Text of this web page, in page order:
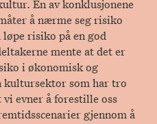
En av konklusjonene
å nærme seg risiko
løpe risiko på en god
mente at det er
i økonomisk og
kultursektor som har tro
evner å forestille oss
gjennom å